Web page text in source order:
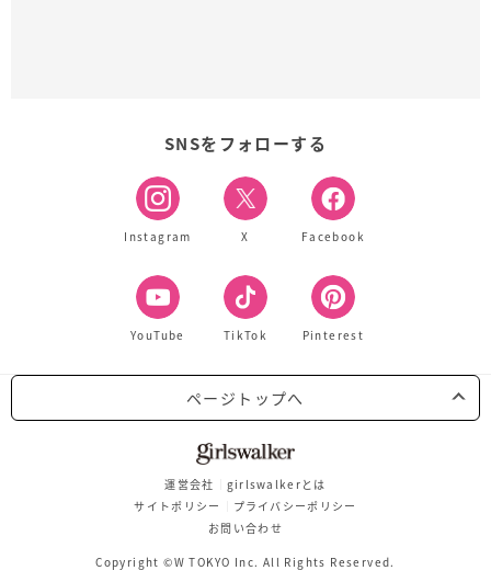
SNSをフォローする
Instagram X Facebook
YouTube TikTok Pinterest
ページトップへ
運営会社
girlswalkerとは
サイトポリシー
プライバシーポリシー
お問い合わせ
Copyright ©W TOKYO Inc. All Rights Reserved.